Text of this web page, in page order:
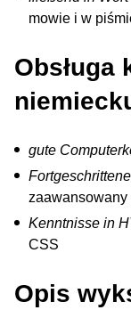
mowie i w
Obsługa
gute
zaawansowany
Kenntnisse in
CSS
Opis